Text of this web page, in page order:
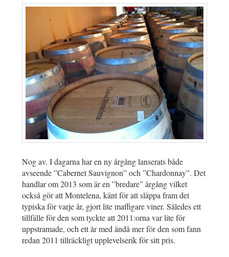
Nog av. I dagarna har en ny årgång lanserats både
avseende ”Cabernet Sauvignon” och ”Chardonnay”. Det
handlar om 2013 som är en ”bredare” årgång vilket
också gör att Montelena, känt för att släppa fram det
typiska för varje år, gjort lite maffigare viner. Således ett
tillfälle för den som tyckte att 2011:orna var lite för
uppstramade, och ett år med ändå mer för den som fann
redan 2011 tillräckligt upplevelserik för sitt pris.